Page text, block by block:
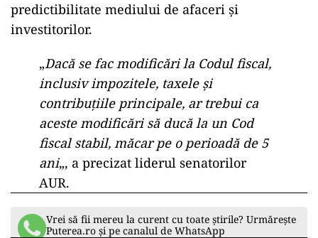
predictibilitate mediului de afaceri și
investitorilor.
„Dacă se fac modificări la Codul fiscal,
inclusiv impozitele, taxele și
contribuțiile principale, ar trebui ca
aceste modificări să ducă la un Cod
fiscal stabil, măcar pe o perioadă de 5
ani„, a precizat liderul senatorilor
AUR.
Vrei să fii mereu la curent cu toate știrile? Urmărește
Puterea.ro și pe canalul de WhatsApp